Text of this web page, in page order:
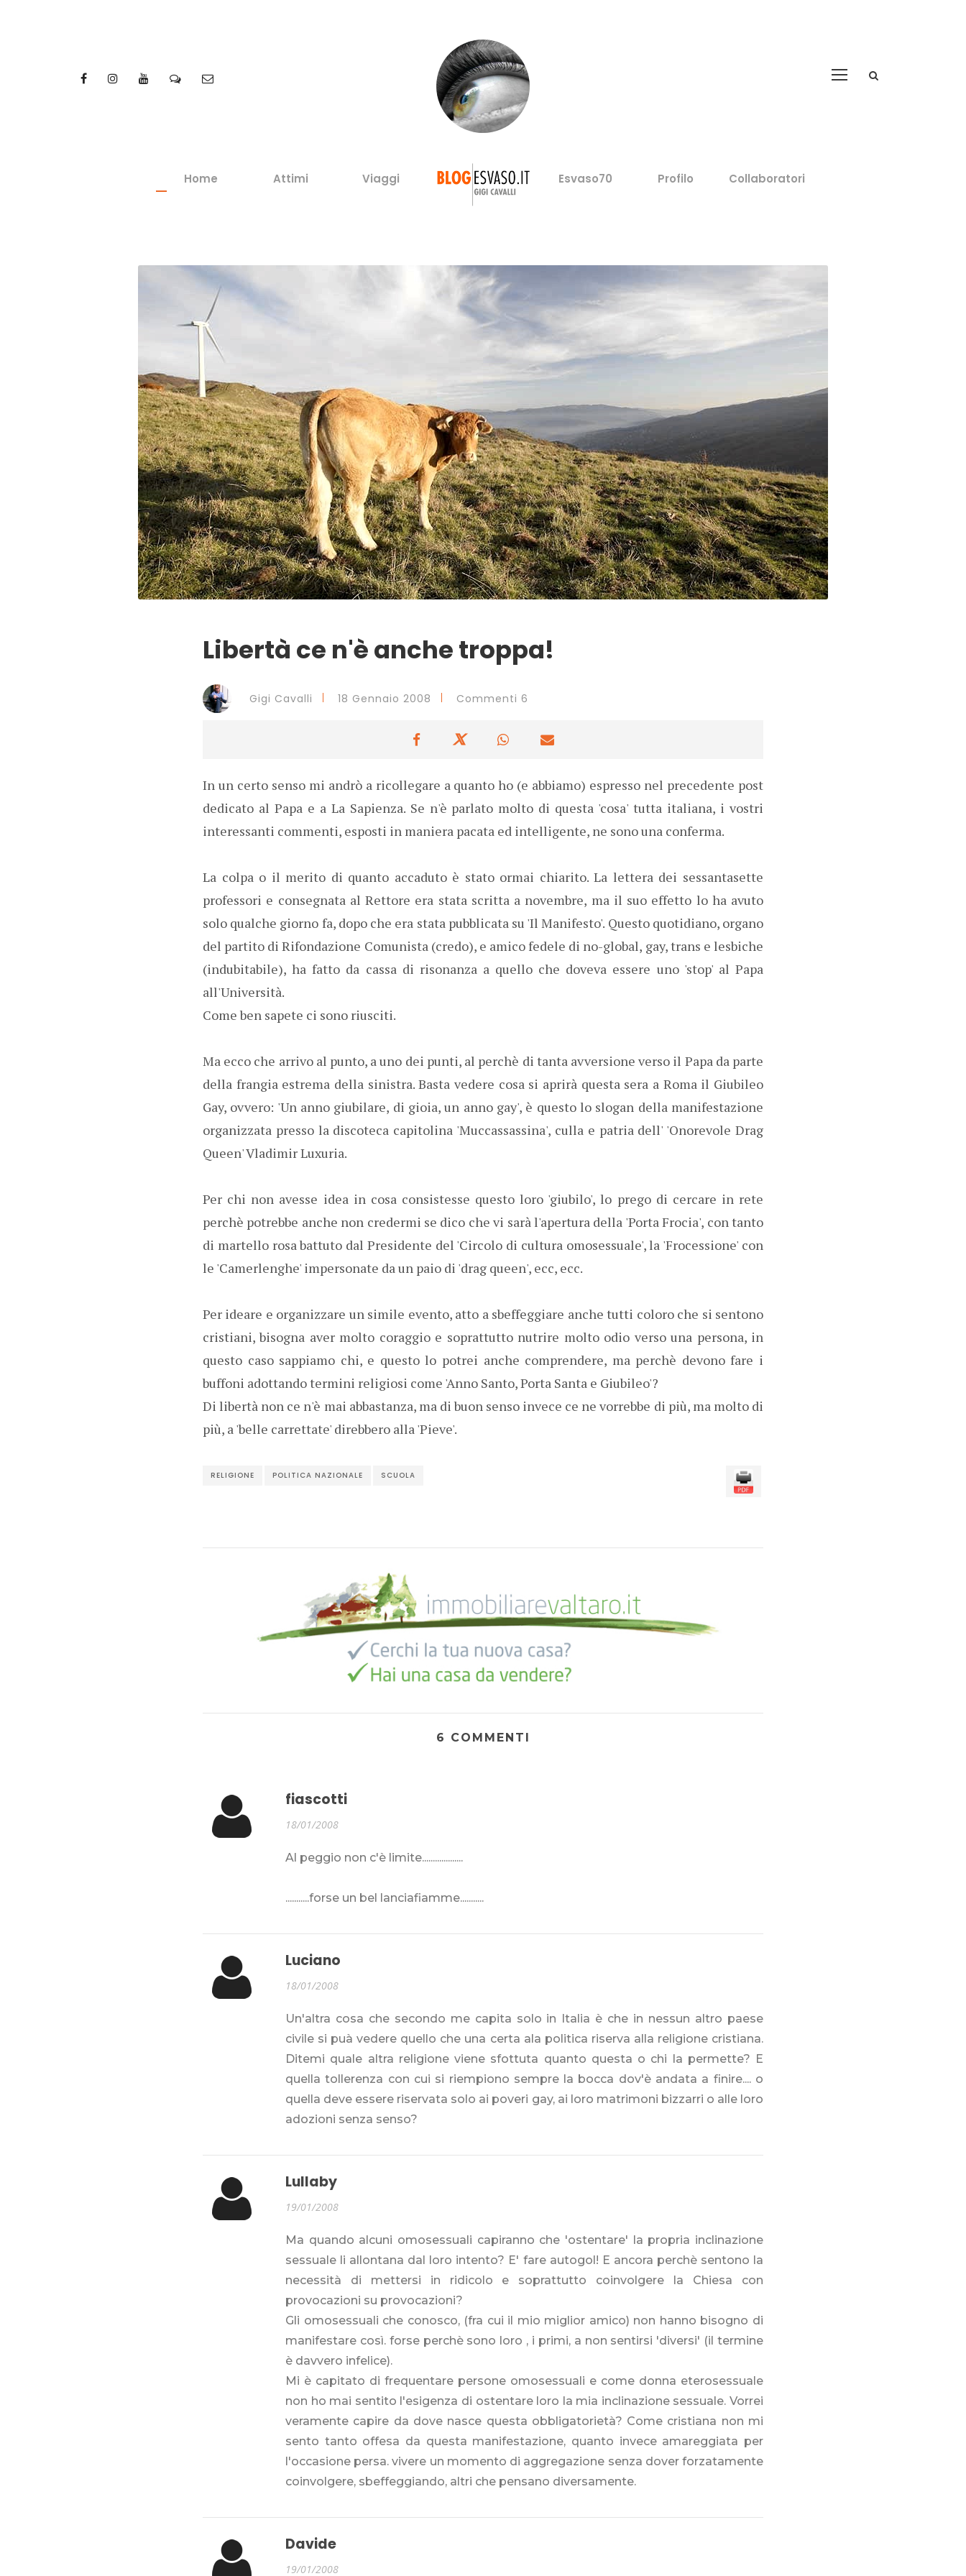
Home Attimi Viaggi Esvaso70 Profilo Collaboratori
Libertà ce n'è anche troppa!
Gigi Cavalli 18 Gennaio 2008 Commenti 6
In un certo senso mi andrò a ricollegare a quanto ho (e abbiamo) espresso nel precedente post
dedicato al Papa e a La Sapienza. Se n'è parlato molto di questa 'cosa' tutta italiana, i vostri
interessanti commenti, esposti in maniera pacata ed intelligente, ne sono una conferma.
La colpa o il merito di quanto accaduto è stato ormai chiarito. La lettera dei sessantasette
professori e consegnata al Rettore era stata scritta a novembre, ma il suo effetto lo ha avuto
solo qualche giorno fa, dopo che era stata pubblicata su 'Il Manifesto'. Questo quotidiano, organo
del partito di Rifondazione Comunista (credo), e amico fedele di no-global, gay, trans e lesbiche
(indubitabile), ha fatto da cassa di risonanza a quello che doveva essere uno 'stop' al Papa
all'Università.
Come ben sapete ci sono riusciti.
Ma ecco che arrivo al punto, a uno dei punti, al perchè di tanta avversione verso il Papa da parte
della frangia estrema della sinistra. Basta vedere cosa si aprirà questa sera a Roma il Giubileo
Gay, ovvero: 'Un anno giubilare, di gioia, un anno gay', è questo lo slogan della manifestazione
organizzata presso la discoteca capitolina 'Muccassassina', culla e patria dell' 'Onorevole Drag
Queen' Vladimir Luxuria.
Per chi non avesse idea in cosa consistesse questo loro 'giubilo', lo prego di cercare in rete
perchè potrebbe anche non credermi se dico che vi sarà l'apertura della 'Porta Frocia', con tanto
di martello rosa battuto dal Presidente del 'Circolo di cultura omosessuale', la 'Frocessione' con
le 'Camerlenghe' impersonate da un paio di 'drag queen', ecc, ecc.
Per ideare e organizzare un simile evento, atto a sbeffeggiare anche tutti coloro che si sentono
cristiani, bisogna aver molto coraggio e soprattutto nutrire molto odio verso una persona, in
questo caso sappiamo chi, e questo lo potrei anche comprendere, ma perchè devono fare i
buffoni adottando termini religiosi come 'Anno Santo, Porta Santa e Giubileo'?
Di libertà non ce n'è mai abbastanza, ma di buon senso invece ce ne vorrebbe di più, ma molto di
più, a 'belle carrettate' direbbero alla 'Pieve'.
RELIGIONE POLITICA NAZIONALE SCUOLA
6 COMMENTI
fiascotti
18/01/2008
Al peggio non c'è limite...................
...........forse un bel lanciafiamme...........
Luciano
18/01/2008
Un'altra cosa che secondo me capita solo in Italia è che in nessun altro paese
civile si puà vedere quello che una certa ala politica riserva alla religione cristiana.
Ditemi quale altra religione viene sfottuta quanto questa o chi la permette? E
quella tollerenza con cui si riempiono sempre la bocca dov'è andata a finire.... o
quella deve essere riservata solo ai poveri gay, ai loro matrimoni bizzarri o alle loro
adozioni senza senso?
Lullaby
19/01/2008
Ma quando alcuni omosessuali capiranno che 'ostentare' la propria inclinazione
sessuale li allontana dal loro intento? E' fare autogol! E ancora perchè sentono la
necessità di mettersi in ridicolo e soprattutto coinvolgere la Chiesa con
provocazioni su provocazioni?
Gli omosessuali che conosco, (fra cui il mio miglior amico) non hanno bisogno di
manifestare così. forse perchè sono loro , i primi, a non sentirsi 'diversi' (il termine
è davvero infelice).
Mi è capitato di frequentare persone omosessuali e come donna eterosessuale
non ho mai sentito l'esigenza di ostentare loro la mia inclinazione sessuale. Vorrei
veramente capire da dove nasce questa obbligatorietà? Come cristiana non mi
sento tanto offesa da questa manifestazione, quanto invece amareggiata per
l'occasione persa. vivere un momento di aggregazione senza dover forzatamente
coinvolgere, sbeffeggiando, altri che pensano diversamente.
Davide
19/01/2008